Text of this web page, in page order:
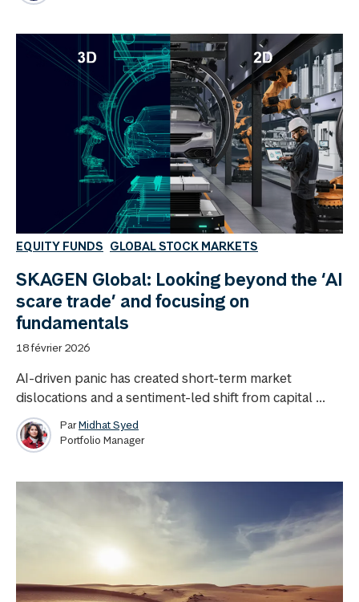
EQUITY FUNDS GLOBAL STOCK MARKETS
SKAGEN Global: Looking beyond the ‘AI
scare trade’ and focusing on
fundamentals
18 février 2026
AI-driven panic has created short-term market
dislocations and a sentiment-led shift from capital ...
ParMidhat Syed
Portfolio Manager